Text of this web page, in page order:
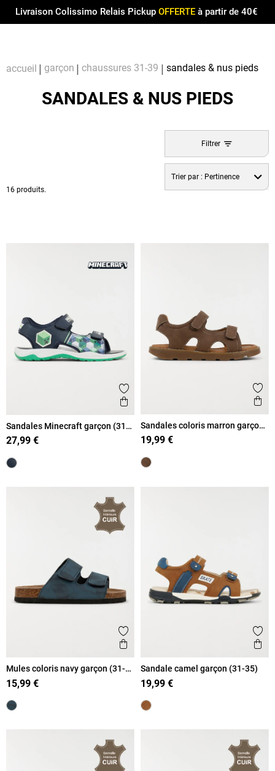
Livraison Colissimo Relais Pickup OFFERTEà partir de 40€
accueil garçon chaussures 31-39 sandales & nus pieds
SANDALES & NUS PIEDS
16 produits.
Filtrer
Trier par : Pertinence
Ajouter aux favoris
Aperçu rapide
Sandales Minecraft garçon (31-
35)
27,99 €
Sandales coloris marron garçon
(31-34)
19,99 €
Ajouter aux favoris
Aperçu rapide
Mules coloris navy garçon (31-
39)
15,99 €
Sandale camel garçon (31-35)
19,99 €